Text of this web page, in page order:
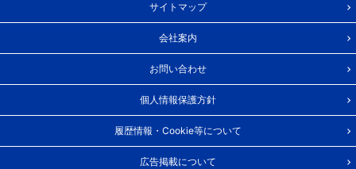
サイトマップ
会社案内
お問い合わせ
個人情報保護方針
履歴情報・Cookie等について
広告掲載について